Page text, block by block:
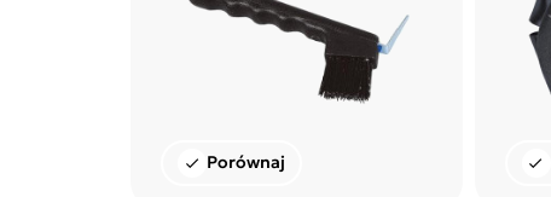
check Porównaj check